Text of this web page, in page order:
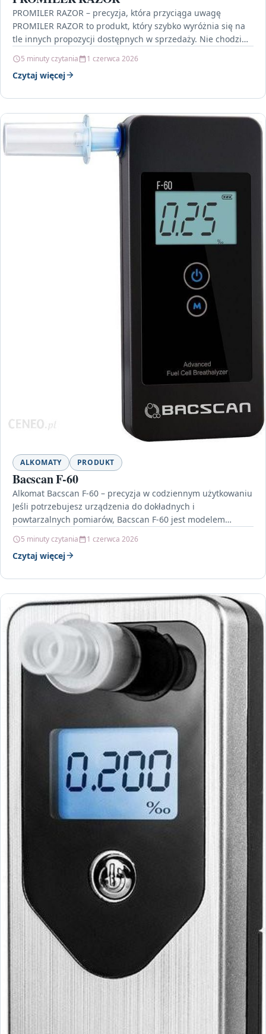
PROMILER RAZOR – precyzja, która przyciąga uwagę
PROMILER RAZOR to produkt, który szybko wyróżnia się na
tle innych propozycji dostępnych w sprzedaży. Nie chodzi…
5 minuty czytania 1 czerwca 2026
Czytaj więcej
ALKOMATY PRODUKT
Bacscan F-60
Alkomat Bacscan F-60 – precyzja w codziennym użytkowaniu
Jeśli potrzebujesz urządzenia do dokładnych i
powtarzalnych pomiarów, Bacscan F-60 jest modelem
5 minuty czytania 1 czerwca 2026
Czytaj więcej